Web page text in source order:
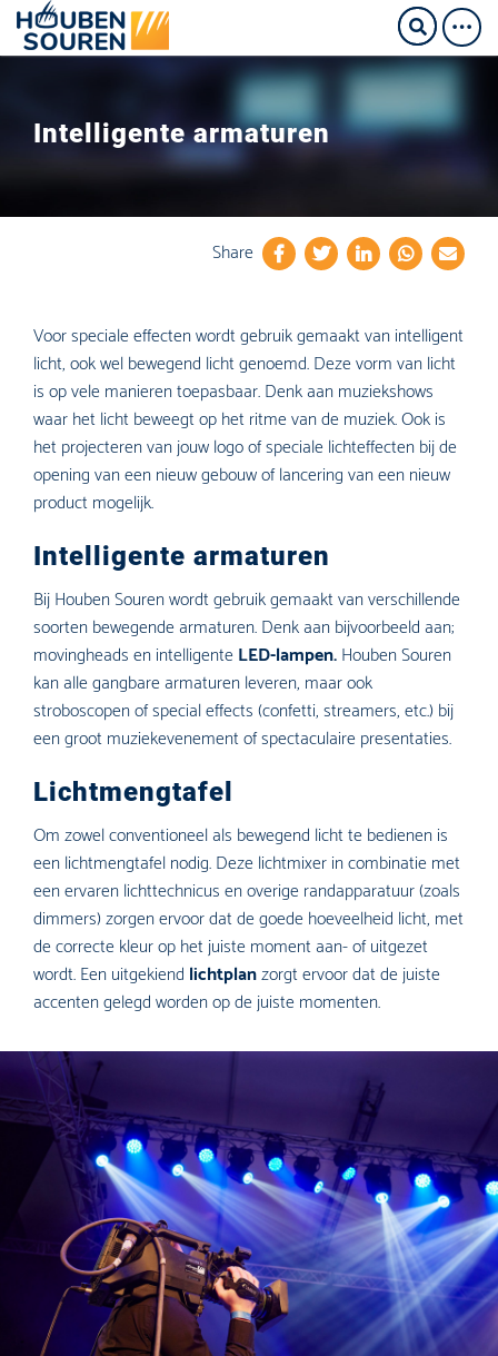
Intelligente armaturen
Share
Voor speciale effecten wordt gebruik gemaakt van intelligent
licht, ook wel bewegend licht genoemd. Deze vorm van licht
is op vele manieren toepasbaar. Denk aan muziekshows
waar het licht beweegt op het ritme van de muziek. Ook is
het projecteren van jouw logo of speciale lichteffecten bij de
opening van een nieuw gebouw of lancering van een nieuw
product mogelijk.
Intelligente armaturen
Bij Houben Souren wordt gebruik gemaakt van verschillende
soorten bewegende armaturen. Denk aan bijvoorbeeld aan;
movingheads en intelligenteLED-lampen.Houben Souren
kan alle gangbare armaturen leveren, maar ook
stroboscopen of special effects (confetti, streamers, etc.) bij
een groot muziekevenement of spectaculaire presentaties.
Lichtmengtafel
Om zowel conventioneel als bewegend licht te bedienen is
een lichtmengtafel nodig. Deze lichtmixer in combinatie met
een ervaren lichttechnicus en overige randapparatuur (zoals
dimmers) zorgen ervoor dat de goede hoeveelheid licht, met
de correcte kleur op het juiste moment aan- of uitgezet
wordt. Een uitgekiend lichtplanzorgt ervoor dat de juiste
accenten gelegd worden op de juiste momenten.